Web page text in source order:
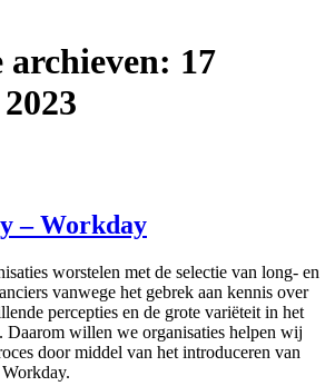
archieven: 17
– Workday
worstelen met de selectie van long- en
vanwege het gebrek aan kennis over
percepties en de grote variëteit in het
Daarom willen we organisaties helpen wij
door middel van het introduceren van